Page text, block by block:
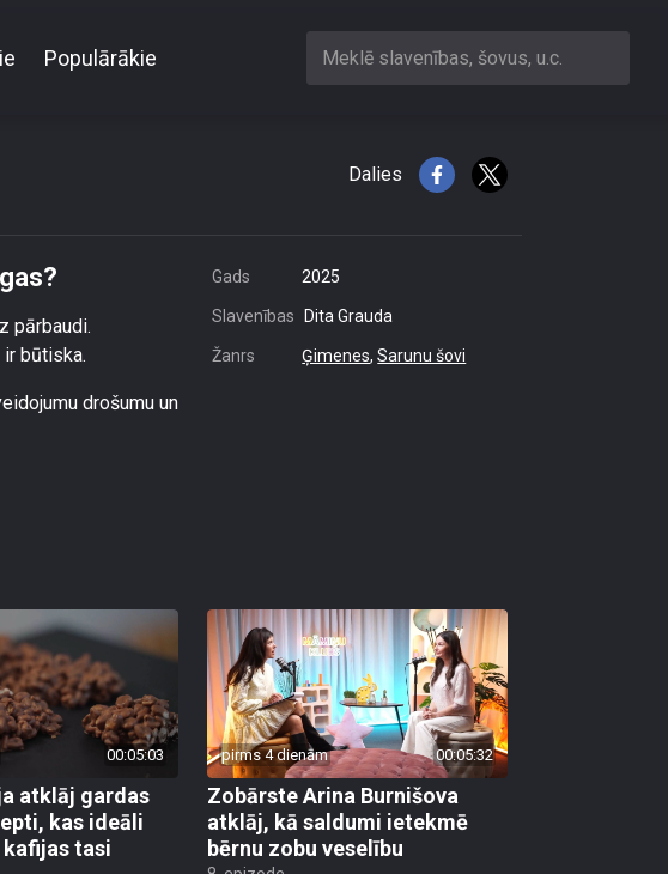
Populārākie Meklē slavenības, šovus, u.c.
Dalies
pārbaudi.
būtiska.
drošumu un
Gads 2025
Slavenības Dita Grauda
Žanrs Ģimenes,Sarunu šovi
00:05:03
atklāj gardas
kas ideāli
tasi
pirms 4 dienām 00:05:32
Zobārste Arina Burnišova
atklāj, kā saldumi ietekmē
bērnu zobu veselību